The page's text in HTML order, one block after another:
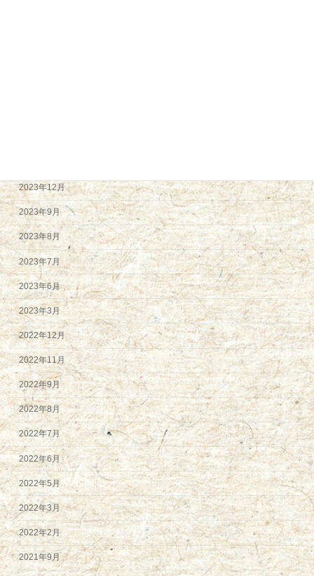
2023年12月
2023年9月
2023年8月
2023年7月
2023年6月
2023年3月
2022年12月
2022年11月
2022年9月
2022年8月
2022年7月
2022年6月
2022年5月
2022年3月
2022年2月
2021年9月